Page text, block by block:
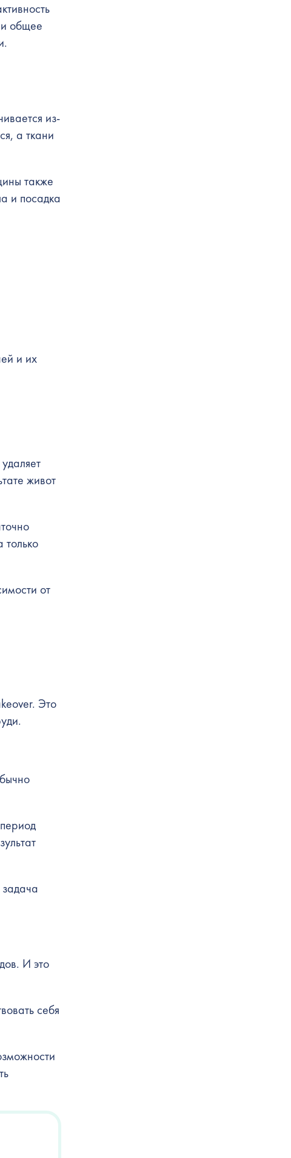
общее
из-
а ткани
также
и посадка
и их
живот
от
Это
И это
себя